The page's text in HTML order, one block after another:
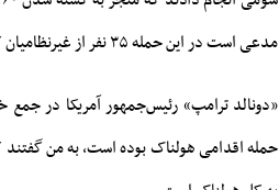
مدعی است در این حمله ۳۵ نفر از غیرنظامیان کشته شدند.
«دونالد ترامپ» رئیس‌جمهور آمریکا در
حمله اقدامی هولناک بوده است، به من